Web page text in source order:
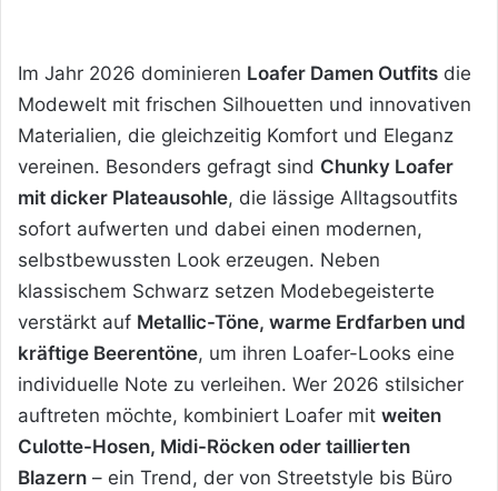
Im Jahr 2026 dominieren Loafer Damen Outfits die
Modewelt mit frischen Silhouetten und innovativen
Materialien, die gleichzeitig Komfort und Eleganz
vereinen. Besonders gefragt sind Chunky Loafer
mit dicker Plateausohle, die lässige Alltagsoutfits
sofort aufwerten und dabei einen modernen,
selbstbewussten Look erzeugen. Neben
klassischem Schwarz setzen Modebegeisterte
verstärkt auf Metallic-Töne, warme Erdfarben und
kräftige Beerentöne, um ihren Loafer-Looks eine
individuelle Note zu verleihen. Wer 2026 stilsicher
auftreten möchte, kombiniert Loafer mit weiten
Culotte-Hosen, Midi-Röcken oder taillierten
Blazern – ein Trend, der von Streetstyle bis Büro